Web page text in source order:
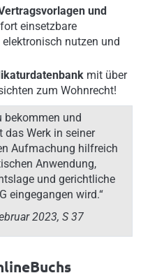
und
einsetzbare
nutzen und
mit über
zum Wohnrecht!
bekommen und
das Werk in seiner
Aufmachung hilfreich
Anwendung,
und gerichtliche
eingegangen wird.“
2023, S 37